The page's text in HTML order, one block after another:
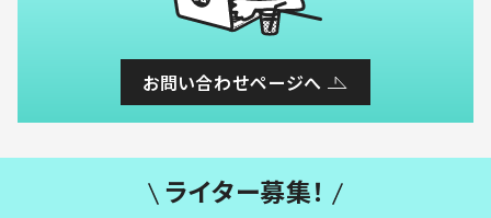
お問い合わせページへ
ライター募集！